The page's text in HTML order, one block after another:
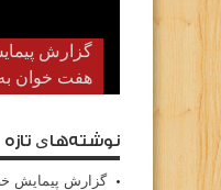
گزارش
هفت خوان به
نوشته‌های تازه
گزارش پیمایش